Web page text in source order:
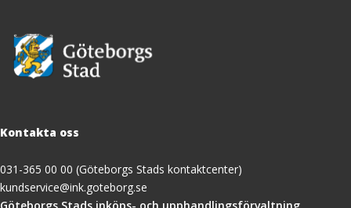
Kontakta oss
031-365 00 00 (Göteborgs Stads kontaktcenter)
kundservice@ink.goteborg.se
(öppnas